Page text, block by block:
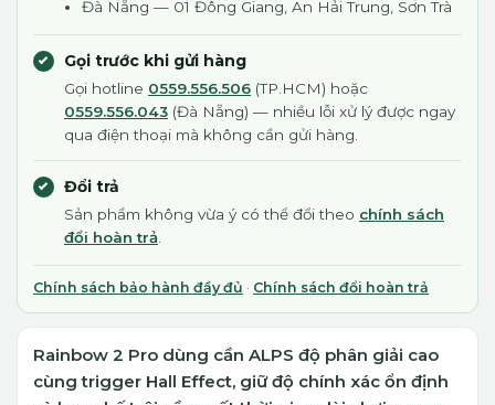
Đà Nẵng — 01 Đông Giang, An Hải Trung, Sơn Trà
Gọi trước khi gửi hàng
Gọi hotline 0559.556.506 (TP.HCM) hoặc
0559.556.043 (Đà Nẵng) — nhiều lỗi xử lý được ngay
qua điện thoại mà không cần gửi hàng.
Đổi trả
Sản phẩm không vừa ý có thể đổi theo chính sách
đổi hoàn trả
Chính sách bảo hành đầy đủ · Chính sách đổi hoàn trả
Rainbow 2 Pro dùng cần ALPS độ phân giải cao
cùng trigger Hall Effect, giữ độ chính xác ổn định